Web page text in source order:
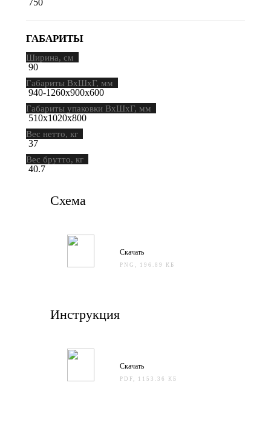
750
ГАБАРИТЫ
Ширина, см
90
Габариты ВхШхГ, мм
940-1260х900х600
Габариты упаковки ВхШхГ, мм
510х1020х800
Вес нетто, кг
37
Вес брутто, кг
40.7
Схема
Скачать
PNG, 196.89 КБ
Инструкция
Скачать
PDF, 1153.36 КБ